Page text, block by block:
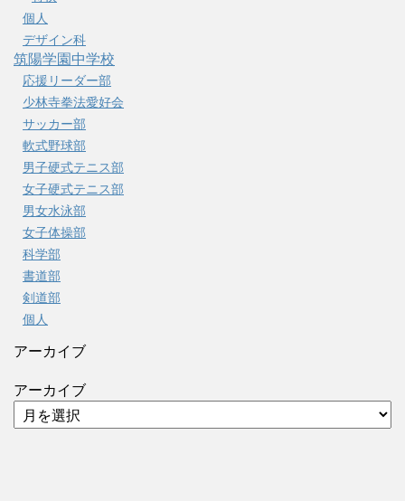
個人
デザイン科
筑陽学園中学校
応援リーダー部
少林寺拳法愛好会
サッカー部
軟式野球部
男子硬式テニス部
女子硬式テニス部
男女水泳部
女子体操部
科学部
書道部
剣道部
個人
アーカイブ
アーカイブ